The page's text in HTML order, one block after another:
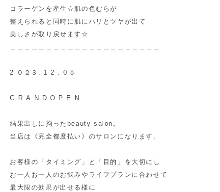
コラーゲンを産生☆肌の色むらが
整えられると同時に肌にハリとツヤが出て
美しさが取り戻せます☆
2 ０２３. 1 2 . 0 8
G R A N D O P E N
結果出しに拘ったbeauty salon。
当店は《完全都度払い》のサロンになります。
お客様の「タイミング」と「目的」を大切にし
お一人お一人のお悩みやライフプランに合わせて
最大限の効果が出せる様に